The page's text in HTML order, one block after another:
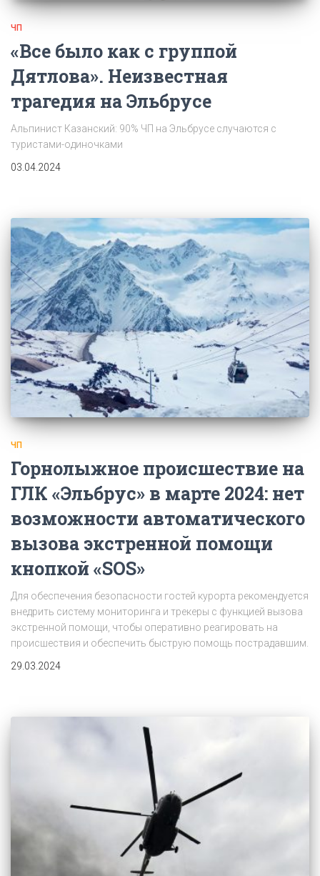
ЧП
«Все было как с группой
Дятлова». Неизвестная
трагедия на Эльбрусе
Альпинист Казанский: 90% ЧП на Эльбрусе случаются с
туристами-одиночками
03.04.2024
ЧП
Горнолыжное происшествие на
ГЛК «Эльбрус» в марте 2024: нет
возможности автоматического
вызова экстренной помощи
кнопкой «SOS»
Для обеспечения безопасности гостей курорта рекомендуется
внедрить систему мониторинга и трекеры с функцией вызова
экстренной помощи, чтобы оперативно реагировать на
происшествия и обеспечить быструю помощь пострадавшим.
29.03.2024